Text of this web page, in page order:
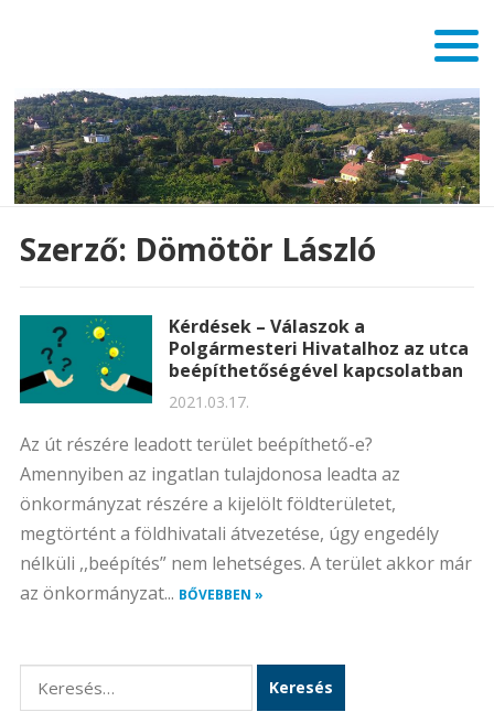
Szerző: Dömötör László
Kérdések – Válaszok a
Polgármesteri Hivatalhoz az utca
beépíthetőségével kapcsolatban
2021.03.17.
Az út részére leadott terület beépíthető-e?
Amennyiben az ingatlan tulajdonosa leadta az
önkormányzat részére a kijelölt földterületet,
megtörtént a földhivatali átvezetése, úgy engedély
nélküli ,,beépítés” nem lehetséges. A terület akkor már
az önkormányzat... BŐVEBBEN »
e